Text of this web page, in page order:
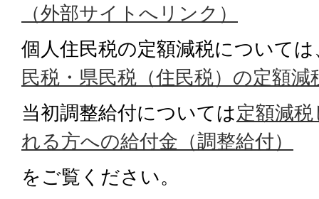
（外部サイトへリンク）
個人住民税の定額減税については
民税・県民税（住民税）の定額減
当初調整給付については定額減
れる方への給付金（調整給付）
をご覧ください。